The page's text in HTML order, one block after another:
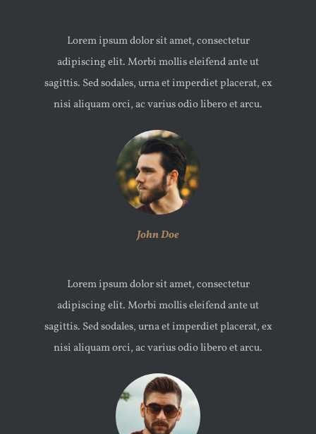
Lorem ipsum dolor sit amet, consectetur
adipiscing elit. Morbi mollis eleifend ante ut
sagittis. Sed sodales, urna et imperdiet placerat, ex
nisi aliquam orci, ac varius odio libero et arcu.
John Doe
Lorem ipsum dolor sit amet, consectetur
adipiscing elit. Morbi mollis eleifend ante ut
sagittis. Sed sodales, urna et imperdiet placerat, ex
nisi aliquam orci, ac varius odio libero et arcu.